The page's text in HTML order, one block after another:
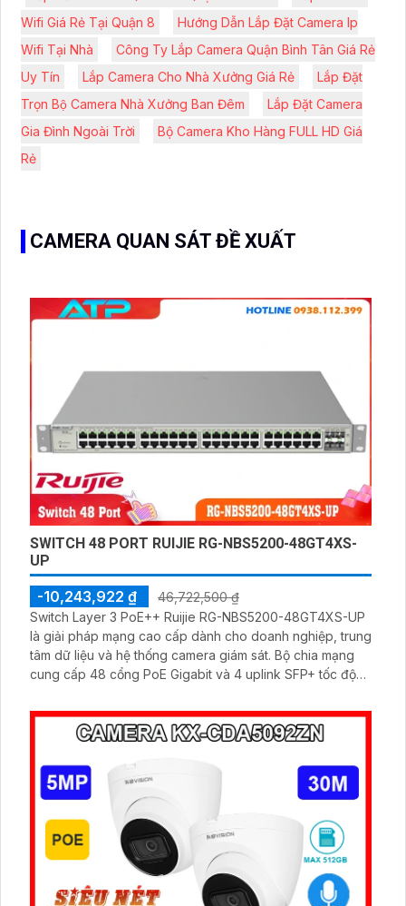
Wifi Giá Rẻ Tại Quận 8
Hướng Dẫn Lắp Đặt Camera Ip
Wifi Tại Nhà
Công Ty Lắp Camera Quận Bình Tân Giá Rẻ
Uy Tín
Lắp Camera Cho Nhà Xưởng Giá Rẻ
Lắp Đặt
Trọn Bộ Camera Nhà Xưởng Ban Đêm
Lắp Đặt Camera
Gia Đình Ngoài Trời
Bộ Camera Kho Hàng FULL HD Giá
Rẻ
CAMERA QUAN SÁT ĐỀ XUẤT
SWITCH 48 PORT RUIJIE RG-NBS5200-48GT4XS-
UP
-10,243,922 ₫
46,722,500 ₫
Switch Layer 3 PoE++ Ruijie RG-NBS5200-48GT4XS-UP
là giải pháp mạng cao cấp dành cho doanh nghiệp, trung
tâm dữ liệu và hệ thống camera giám sát. Bộ chia mạng
cung cấp 48 cổng PoE Gigabit và 4 uplink SFP+ tốc độ
bảo mật đa lớp và hiệu suất ổn định 24/7.